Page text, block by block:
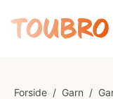
Forside / Garn /